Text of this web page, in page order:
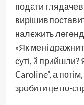
подати
вирішив
належить
«Як мені
суті, й прийшли?
Caroline”, а
зробити це по-